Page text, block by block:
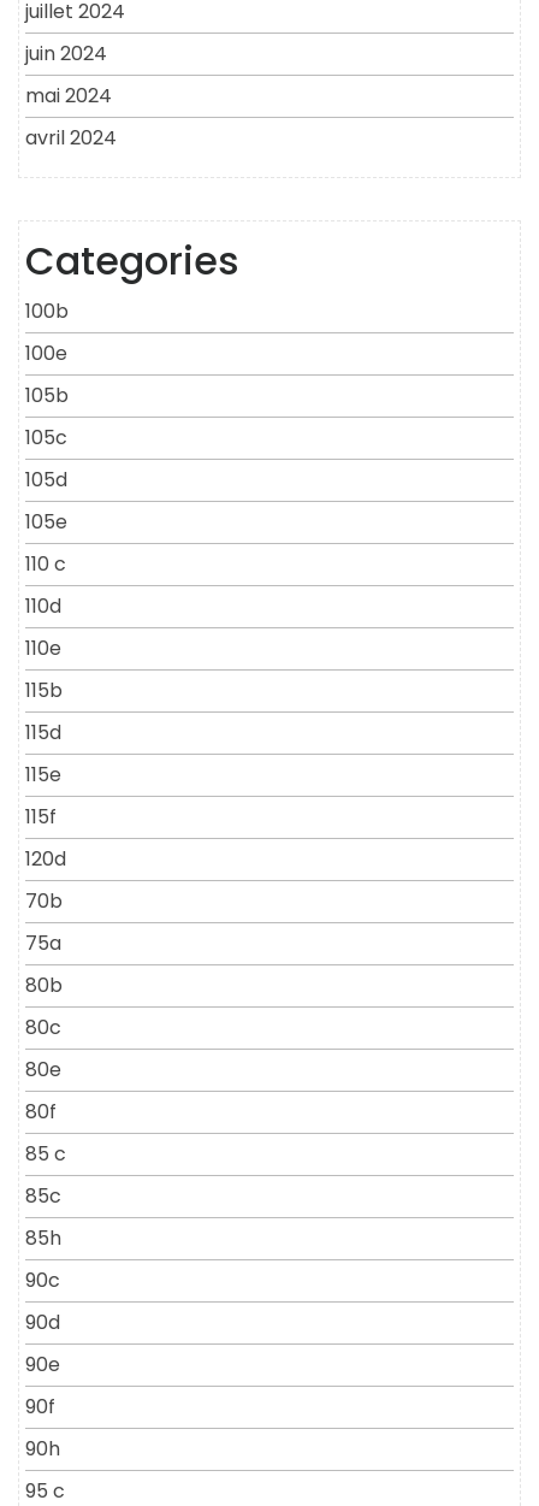
juillet 2024
juin 2024
mai 2024
avril 2024
Categories
100b
100e
105b
105c
105d
105e
110 c
110d
110e
115b
115d
115e
115f
120d
70b
75a
80b
80c
80e
80f
85 c
85c
85h
90c
90d
90e
90f
90h
95 c